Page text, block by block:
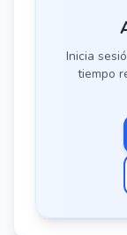
Inicia
tiempo